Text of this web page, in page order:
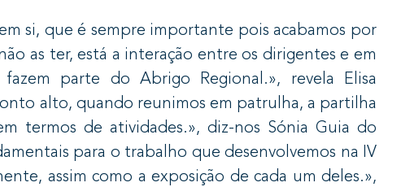
si, que é sempre importante pois acabamos por
as ter, está a interação entre os dirigentes e em
parte do Abrigo Regional.», revela Elisa
alto, quando reunimos em patrulha, a partilha
termos de atividades.», diz-nos Sónia Guia do
para o trabalho que desenvolvemos na IV
assim como a exposição de cada um deles.»,